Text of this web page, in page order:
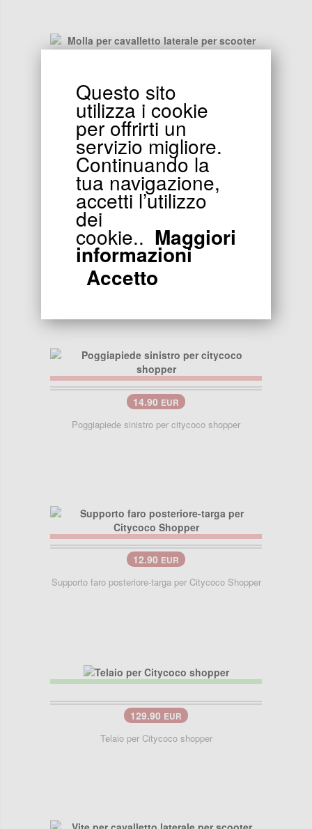
4.99EUR
Molla per cavalletto laterale per scooter Citycoco
Shopper
14.90EUR
Poggiapiede destro per citycoco shopper
14.90 EUR
Poggiapiede sinistro per citycoco shopper
12.90 EUR
Supporto faro posteriore-targa per Citycoco Shopper
129.90 EUR
Telaio per Citycoco shopper
Questo sito
utilizza i cookie
per offrirti un
servizio migliore.
Continuando la
tua navigazione,
accetti l’utilizzo
dei
cookie.. Maggiori
informazioni
Accetto